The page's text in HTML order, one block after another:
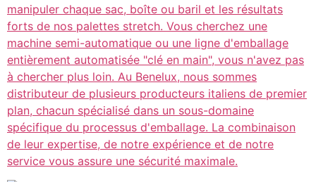
manipuler chaque sac, boîte ou baril et les résultats
forts de nos palettes stretch. Vous cherchez une
machine semi-automatique ou une ligne d'emballage
entièrement automatisée "clé en main", vous n'avez pas
à chercher plus loin. Au Benelux, nous sommes
distributeur de plusieurs producteurs italiens de premier
plan, chacun spécialisé dans un sous-domaine
spécifique du processus d'emballage. La combinaison
de leur expertise, de notre expérience et de notre
service vous assure une sécurité maximale.